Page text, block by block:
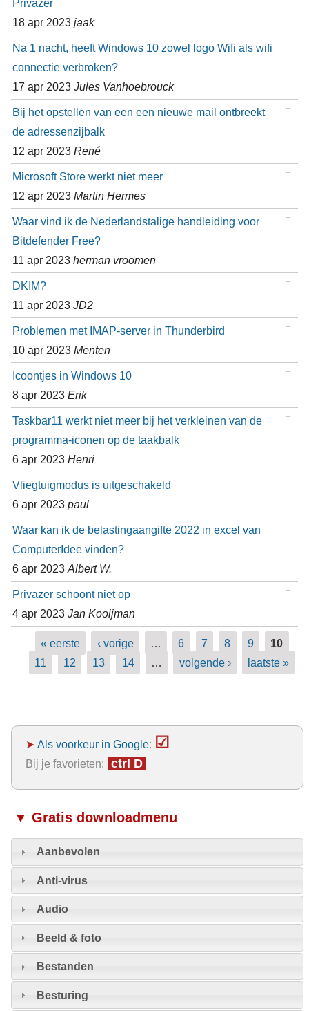
Privazer
18 apr 2023 jaak
Na 1 nacht, heeft Windows 10 zowel logo Wifi als wifi
connectie verbroken?
17 apr 2023 Jules Vanhoebrouck
Bij het opstellen van een een nieuwe mail ontbreekt
de adressenzijbalk
12 apr 2023 René
Microsoft Store werkt niet meer
12 apr 2023 Martin Hermes
Waar vind ik de Nederlandstalige handleiding voor
Bitdefender Free?
11 apr 2023 herman vroomen
DKIM?
11 apr 2023 JD2
Problemen met IMAP-server in Thunderbird
10 apr 2023 Menten
Icoontjes in Windows 10
8 apr 2023 Erik
Taskbar11 werkt niet meer bij het verkleinen van de
programma-iconen op de taakbalk
6 apr 2023 Henri
Vliegtuigmodus is uitgeschakeld
6 apr 2023 paul
Waar kan ik de belastingaangifte 2022 in excel van
ComputerIdee vinden?
6 apr 2023 Albert W.
Privazer schoont niet op
4 apr 2023 Jan Kooijman
Pagina's
« eerste ‹ vorige … 6 7 8 9
10
11
12 13 14 … volgende › laatste »
➤ Als voorkeur in Google: ☑
Bij je favorieten: ctrl D
▼ Gratis downloadmenu
Aanbevolen
Anti-virus
Audio
Beeld & foto
Bestanden
Besturing